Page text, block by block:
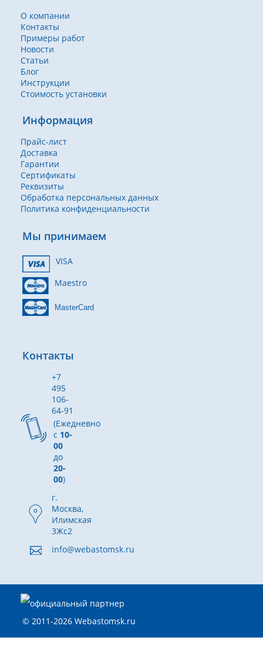
О компании
Контакты
Примеры работ
Новости
Статьи
Блог
Инструкции
Стоимость установки
Информация
Прайс-лист
Доставка
Гарантии
Сертификаты
Реквизиты
Обработка персональных данных
Политика конфиденциальности
Мы принимаем
VISA
Maestro
MasterCard
Контакты
+7
495
106-
64-91
(Ежедневно
с 10-
00
до
20-
00)
г.
Москва,
Илимская
3Жс2
info@webastomsk.ru
© 2011-2026 Webastomsk.ru